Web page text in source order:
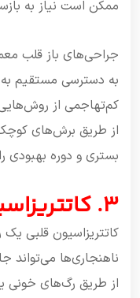
ممکن است نیاز به
جراحی‌های باز قلب
به دسترسی مستقیم
کم‌تهاجمی از روش‌هایی
از طریق برش‌های
بستری و دوره
3. کاتتریزاسیون قلبی
کاتتریزاسیون قلبی
ناهنجاری‌ها می‌تواند
از طریق رگ‌های خونی